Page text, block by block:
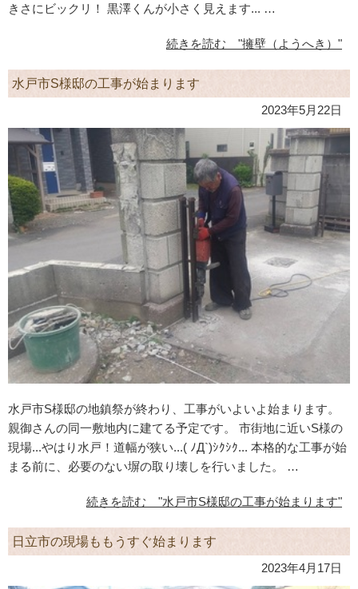
きさにビックリ！ 黒澤くんが小さく見えます... …
続きを読む "擁壁（ようへき）"
水戸市S様邸の工事が始まります
2023年5月22日
水戸市S様邸の地鎮祭が終わり、工事がいよいよ始まります。
親御さんの同一敷地内に建てる予定です。 市街地に近いS様の
現場...やはり水戸！道幅が狭い...( ﾉД`)ｼｸｼｸ... 本格的な工事が始
まる前に、必要のない塀の取り壊しを行いました。 …
続きを読む "水戸市S様邸の工事が始まります"
日立市の現場ももうすぐ始まります
2023年4月17日